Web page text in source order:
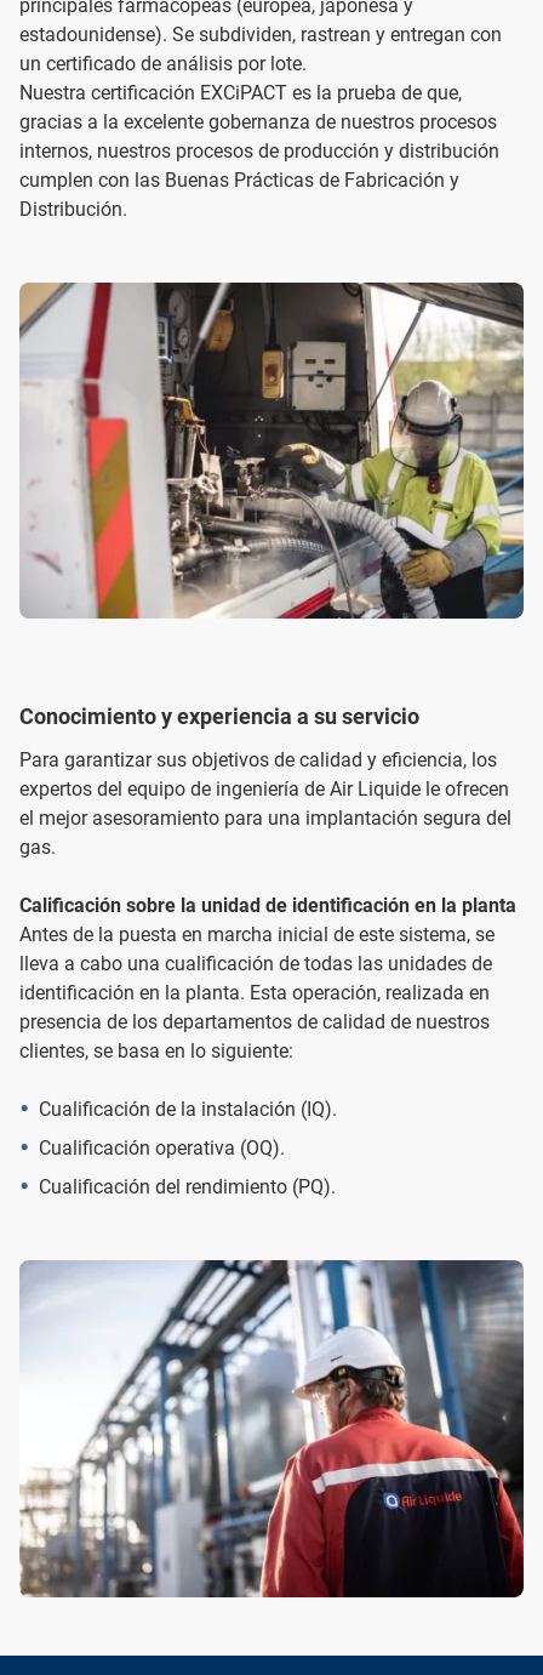
principales farmacopeas (europea, japonesa y
estadounidense). Se subdividen, rastrean y entregan con
un certificado de análisis por lote.
Nuestra certificación EXCiPACT es la prueba de que,
gracias a la excelente gobernanza de nuestros procesos
internos, nuestros procesos de producción y distribución
cumplen con las Buenas Prácticas de Fabricación y
Distribución.
Conocimiento y experiencia a su servicio
Para garantizar sus objetivos de calidad y eficiencia, los
expertos del equipo de ingeniería de Air Liquide le ofrecen
el mejor asesoramiento para una implantación segura del
gas.
Calificación sobre la unidad de identificación en la planta
Antes de la puesta en marcha inicial de este sistema, se
lleva a cabo una cualificación de todas las unidades de
identificación en la planta. Esta operación, realizada en
presencia de los departamentos de calidad de nuestros
clientes, se basa en lo siguiente:
Cualificación de la instalación (IQ).
Cualificación operativa (OQ).
Cualificación del rendimiento (PQ).